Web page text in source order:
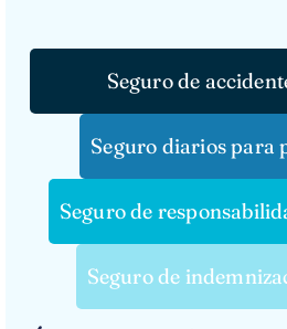
Seguro de
Seguro diarios para
Seguro de
Seguro de